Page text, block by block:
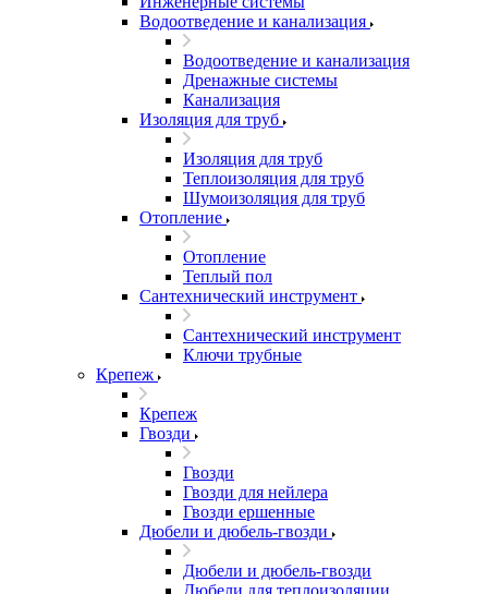
Водоотведение и канализация
Водоотведение и канализация
Дренажные системы
Канализация
Изоляция для труб
Изоляция для труб
Теплоизоляция для труб
Шумоизоляция для труб
Отопление
Отопление
Теплый пол
Сантехнический инструмент
Сантехнический инструмент
Ключи трубные
Крепеж
Крепеж
Гвозди
Гвозди
Гвозди для нейлера
Гвозди ершенные
Дюбели и дюбель-гвозди
Дюбели и дюбель-гвозди
Дюбели для теплоизоляции